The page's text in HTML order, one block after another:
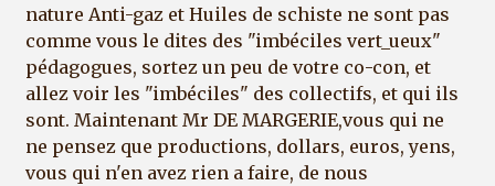
nature Anti-gaz et Huiles de schiste ne sont pas
comme vous le dites des "imbéciles vert_ueux"
pédagogues, sortez un peu de votre co-con, et
allez voir les "imbéciles" des collectifs, et qui ils
sont. Maintenant Mr DE MARGERIE,vous qui ne
ne pensez que productions, dollars, euros, yens,
vous qui n'en avez rien a faire, de nous